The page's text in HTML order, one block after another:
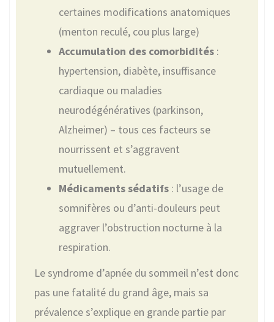
certaines modifications anatomiques
(menton reculé, cou plus large)
Accumulation des comorbidités :
hypertension, diabète, insuffisance
cardiaque ou maladies
neurodégénératives (parkinson,
Alzheimer) – tous ces facteurs se
nourrissent et s’aggravent
mutuellement.
Médicaments sédatifs : l’usage de
somnifères ou d’anti-douleurs peut
aggraver l’obstruction nocturne à la
respiration.
Le syndrome d’apnée du sommeil n’est donc
pas une fatalité du grand âge, mais sa
prévalence s’explique en grande partie par